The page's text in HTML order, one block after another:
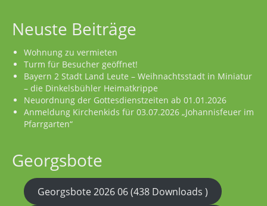
Neuste Beiträge
Wohnung zu vermieten
Turm für Besucher geöffnet!
Bayern 2 Stadt Land Leute – Weihnachtsstadt in Miniatur
– die Dinkelsbühler Heimatkrippe
Neuordnung der Gottesdienstzeiten ab 01.01.2026
Anmeldung Kirchenkids für 03.07.2026 „Johannisfeuer im
Pfarrgarten“
Georgsbote
Georgsbote 2026 06 (438 Downloads )